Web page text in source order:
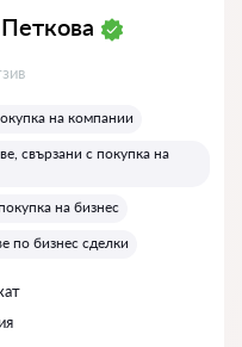
на компании
свързани с покупка на
на бизнес
по бизнес сделки